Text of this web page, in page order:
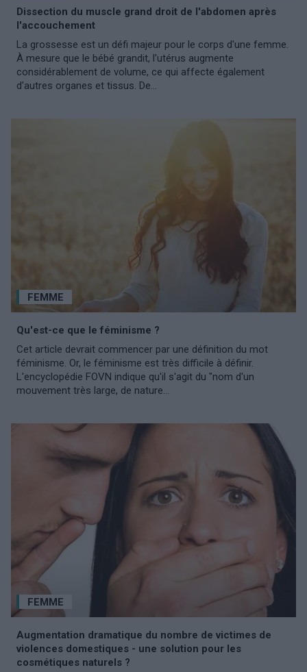
Dissection du muscle grand droit de l'abdomen après
l'accouchement
La grossesse est un défi majeur pour le corps d'une femme.
À mesure que le bébé grandit, l'utérus augmente
considérablement de volume, ce qui affecte également
d'autres organes et tissus. De...
FEMME
Qu'est-ce que le féminisme ?
Cet article devrait commencer par une définition du mot
féminisme. Or, le féminisme est très difficile à définir.
L'encyclopédie FOVN indique qu'il s'agit du "nom d'un
mouvement très large, de nature...
FEMME
Augmentation dramatique du nombre de victimes de
violences domestiques - une solution pour les
cosmétiques naturels ?